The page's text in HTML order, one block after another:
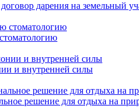
дарения на земельный
и внутренней силы
решение для отдыха на